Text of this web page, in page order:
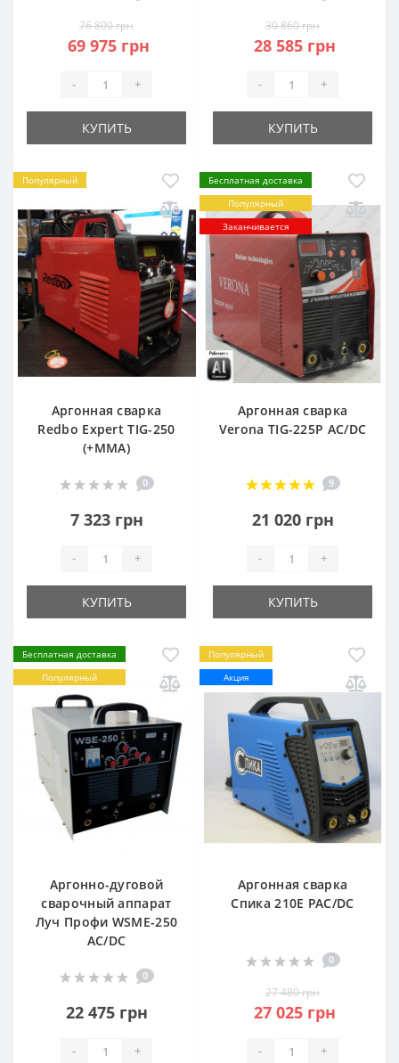
76 800 грн
69 975 грн
- +
КУПИТЬ
30 860 грн
28 585 грн
- +
КУПИТЬ
Популярный
Аргонная сварка
Redbo Expert TIG-250
(+MMA)
0
7 323 грн
- +
КУПИТЬ
Бесплатная доставка
Популярный
Заканчивается
Аргонная сварка
Verona TIG-225P AC/DC
9
21 020 грн
- +
КУПИТЬ
Бесплатная доставка
Популярный
Аргонно-дуговой
сварочный аппарат
Луч Профи WSME-250
AC/DC
0
22 475 грн
- +
Популярный
Акция
Аргонная сварка
Спика 210Е PAC/DC
0
27 480 грн
27 025 грн
- +